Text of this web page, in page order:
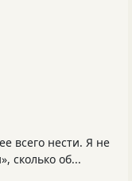
всего нести. Я не
сколько об...